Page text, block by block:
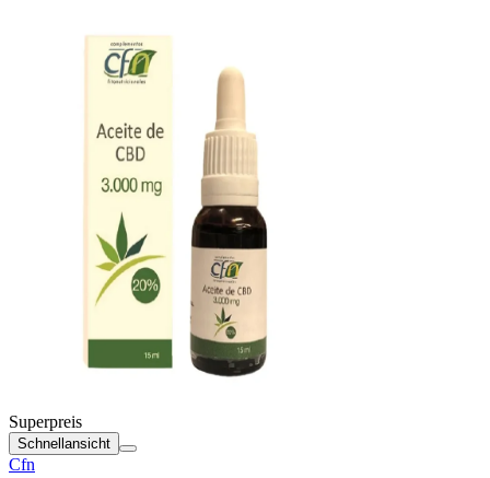
Superpreis
Schnellansicht
Cfn